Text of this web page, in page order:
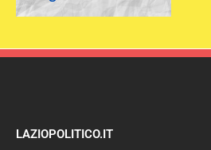
LAZIOPOLITICO.IT